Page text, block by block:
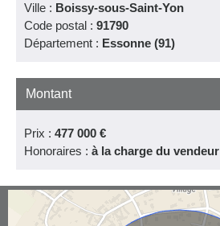
Ville : Boissy-sous-Saint-Yon
Code postal : 91790
Département : Essonne (91)
Montant
Prix : 477 000 €
Honoraires : à la charge du vendeur